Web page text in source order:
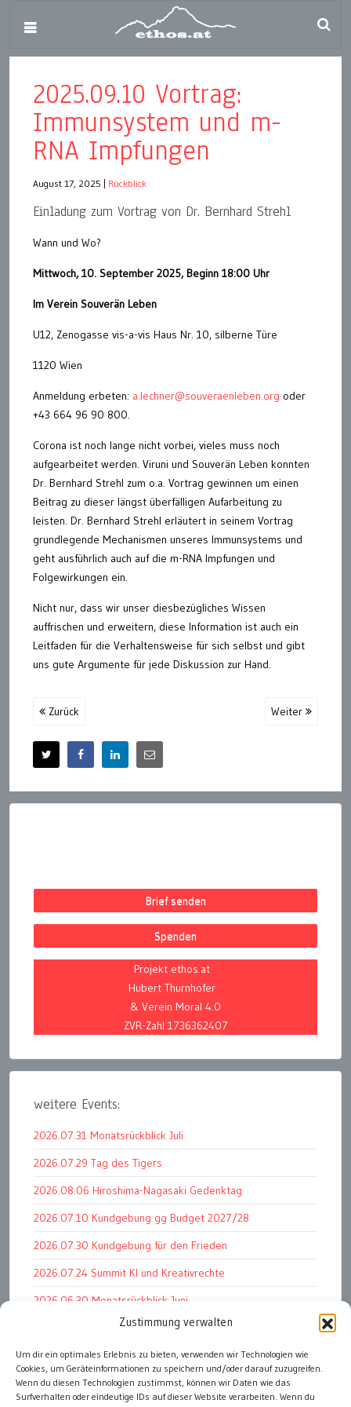
Zustimmung verwalten
Um dir ein optimales Erlebnis zu bieten, verwenden wir Technologien wie
Cookies, um Geräteinformationen zu speichern und/oder darauf zuzugreifen.
Wenn du diesen Technologien zustimmst, können wir Daten wie das
Surfverhalten oder eindeutige IDs auf dieser Website verarbeiten. Wenn du
2025.09.10 Vortrag:
Immunsystem und m-
RNA Impfungen
August 17, 2025 Rückblick
Einladung zum Vortrag von Dr. Bernhard Strehl
Wann und Wo?
Mittwoch, 10. September 2025, Beginn 18:00 Uhr
Im Verein Souverän Leben
U12, Zenogasse vis-a-vis Haus Nr. 10, silberne Türe
1120 Wien
Anmeldung erbeten: a.lechner@souveraenleben.org oder
+43 664 96 90 800.
Corona ist noch lange nicht vorbei, vieles muss noch
aufgearbeitet werden. Viruni und Souverän Leben konnten
Dr. Bernhard Strehl zum o.a. Vortrag gewinnen um einen
Beitrag zu dieser längst überfälligen Aufarbeitung zu
leisten. Dr. Bernhard Strehl erläutert in seinem Vortrag
grundlegende Mechanismen unseres Immunsystems und
geht ausführlich auch auf die m-RNA Impfungen und
Folgewirkungen ein.
Nicht nur, dass wir unser diesbezügliches Wissen
auffrischen und erweitern, diese Information ist auch ein
Leitfaden für die Verhaltensweise für sich selbst und gibt
uns gute Argumente für jede Diskussion zur Hand.
Zurück Weiter
Brief senden
Spenden
Projekt ethos.at
Hubert Thurnhofer
& Verein Moral 4.0
ZVR-Zahl 1736362407
weitere Events:
2026.07.31 Monatsrückblick Juli
2026.07.29 Tag des Tigers
2026.08.06 Hiroshima-Nagasaki Gedenktag
2026.07.10 Kundgebung gg Budget 2027/28
2026.07.30 Kundgebung für den Frieden
2026.07.24 Summit KI und Kreativrechte
2026.06.30 Monatsrückblick Juni
2026.07.11 Worauf es letztlich ankommt
2026.07.01 Markenwert Studie 2026
2026.07.07 Open Space im Weltmuseum